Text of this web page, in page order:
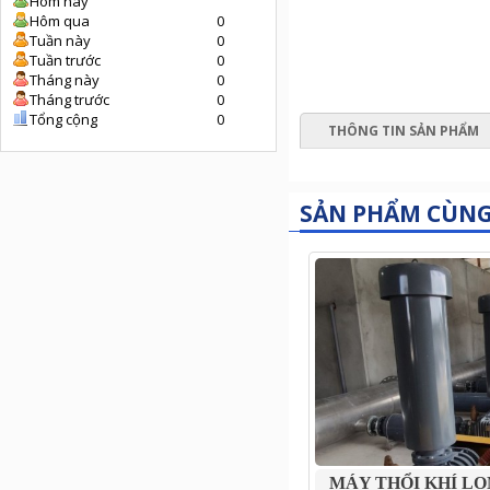
Hôm qua
0
Tuần này
0
Tuần trước
0
Tháng này
0
Tháng trước
0
Tổng cộng
0
THÔNG TIN SẢN PHẨM
SẢN PHẨM
MÁY THỔI KHÍ